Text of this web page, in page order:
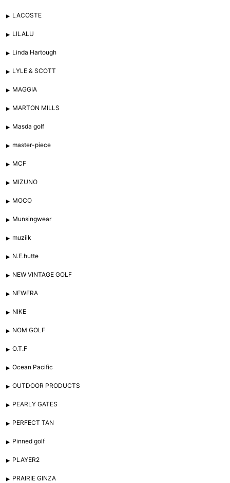
LACOSTE
LILALU
Linda Hartough
LYLE & SCOTT
MAGGIA
MARTON MILLS
Masda golf
master-piece
MCF
MIZUNO
MOCO
Munsingwear
muziik
N.E.hutte
NEW VINTAGE GOLF
NEWERA
NIKE
NOM GOLF
O.T.F
Ocean Pacific
OUTDOOR PRODUCTS
PEARLY GATES
PERFECT TAN
Pinned golf
PLAYER2
PRAIRIE GINZA